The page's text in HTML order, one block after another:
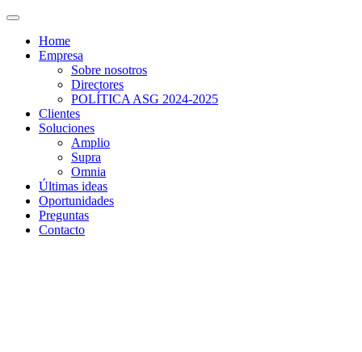
Home
Empresa
Sobre nosotros
Directores
POLÍTICA ASG 2024-2025
Clientes
Soluciones
Amplio
Supra
Omnia
Últimas ideas
Oportunidades
Preguntas
Contacto